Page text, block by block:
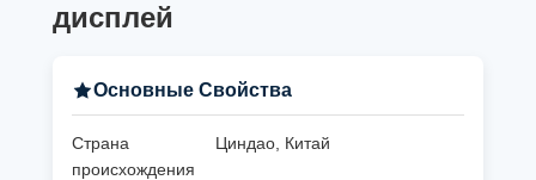
дисплей
Основные Свойства
Страна
происхождения
Циндао, Китай